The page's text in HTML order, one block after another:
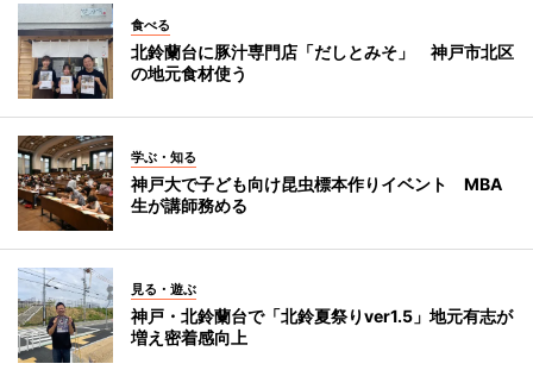
食べる
北鈴蘭台に豚汁専門店「だしとみそ」 神戸市北区
の地元食材使う
学ぶ・知る
神戸大で子ども向け昆虫標本作りイベント MBA
生が講師務める
見る・遊ぶ
神戸・北鈴蘭台で「北鈴夏祭りver1.5」地元有志が
増え密着感向上